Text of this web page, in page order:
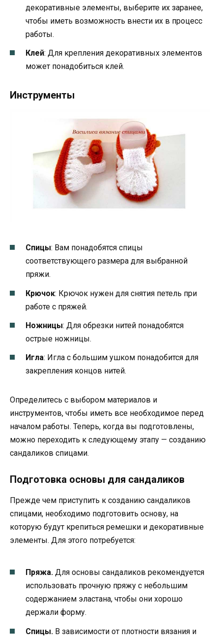
декоративные элементы, выберите их заранее,
чтобы иметь возможность внести их в процесс
работы.
Клей: Для крепления декоративных элементов
может понадобиться клей.
Инструменты
Спицы: Вам понадобятся спицы
соответствующего размера для выбранной
пряжи.
Крючок: Крючок нужен для снятия петель при
работе с пряжей.
Ножницы: Для обрезки нитей понадобятся
острые ножницы.
Игла: Игла с большим ушком понадобится для
закрепления концов нитей.
Определитесь с выбором материалов и
инструментов, чтобы иметь все необходимое перед
началом работы. Теперь, когда вы подготовлены,
можно переходить к следующему этапу — созданию
сандаликов спицами.
Подготовка основы для сандаликов
Прежде чем приступить к созданию сандаликов
спицами, необходимо подготовить основу, на
которую будут крепиться ремешки и декоративные
элементы. Для этого потребуется:
Пряжа. Для основы сандаликов рекомендуется
использовать прочную пряжу с небольшим
содержанием эластана, чтобы они хорошо
держали форму.
Спицы. В зависимости от плотности вязания и